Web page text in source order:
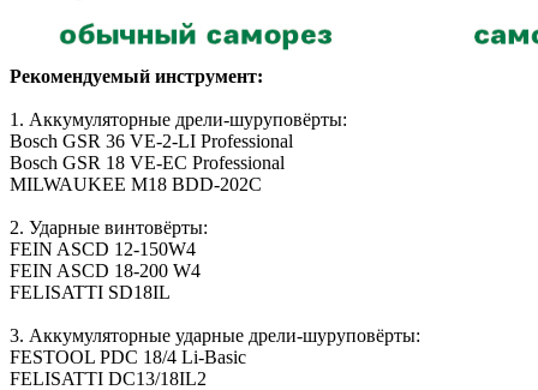
Рекомендуемый инструмент:
1. Аккумуляторные дрели-шуруповёрты:
Bosch GSR 36 VE-2-LI Professional
Bosch GSR 18 VE-EC Professional
MILWAUKEE M18 BDD-202C
2. Ударные винтовёрты:
FEIN ASCD 12-150W4
FEIN ASCD 18-200 W4
FELISATTI SD18IL
3. Аккумуляторные ударные дрели-шуруповёрты:
FESTOOL PDC 18/4 Li-Basic
FELISATTI DC13/18IL2